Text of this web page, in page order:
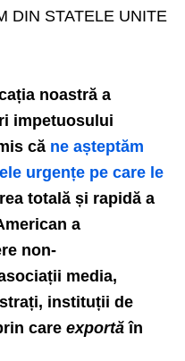
DIN STATELE UNITE
noastră a
impetuosului
că ne așteptăm
urgențe pe care le
totală și rapidă a
a
non-
media,
instituții de
care exportăîn